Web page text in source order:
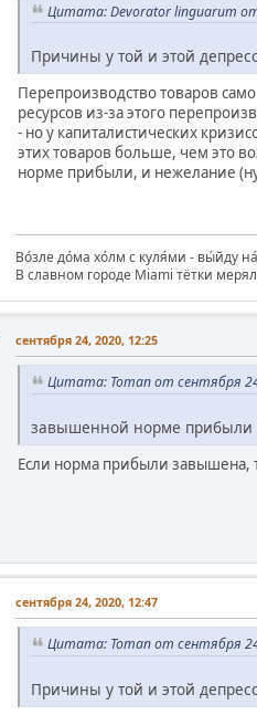
Цитата: Devorator linguarum
Причины у той и этой
Перепроизводство товаров
ресурсов из-за этого
- но у капиталистических
этих товаров больше, чем это
норме прибыли, и нежелание
Во́зле до́ма хо́лм с куля́ми - вы́йду
В славном городе Miami тётки
сентября 24, 2020, 12:25
Цитата: Toman от сентября
завышенной норме прибыли
Если норма прибыли завышена,
сентября 24, 2020, 12:47
Цитата: Toman от сентября
Причины у той и этой